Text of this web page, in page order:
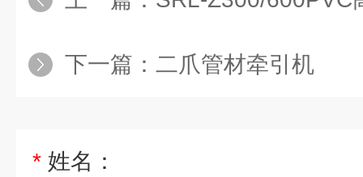
下一篇： 二爪管材牵引机
* 姓名：